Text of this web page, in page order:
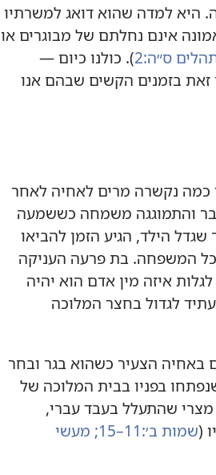
היא למדה שהוא דואג למשרתיו
אינם נחלתם של מבוגרים או
ס״ה:‏2 ‏)‏.‏ כולנו כיום —
זאת בזמנים הקשים שבהם אנו
כמה נקשרה מרים לאחיה לאחר
והתמוגגה משמחה כששמעה
הילד,‏ הגיע הזמן להביאו
המשפחה.‏ בת פרעה העניקה
איזה מין אדם הוא יהיה
לגדול בחצר המלוכה
הצעיר כשהוא בגר ובחר
בפניו בבית המלוכה של
הרג מצרי שהתעלל בעבד עברי,‏
(‏שמות ב׳:‏11–15;‏
מעשי